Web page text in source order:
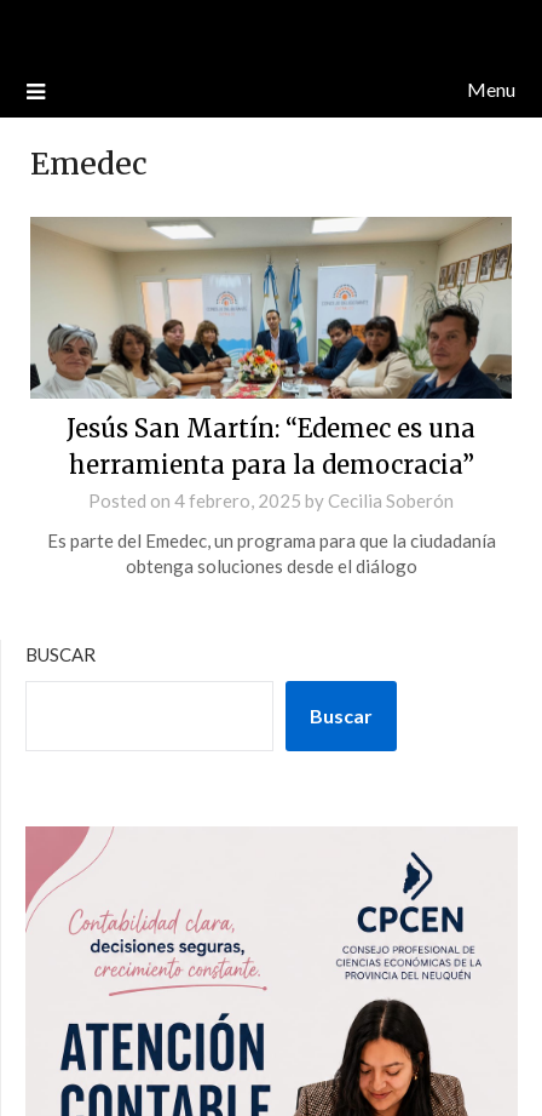
Menu
Emedec
Jesús San Martín: “Edemec es una
herramienta para la democracia”
Posted on 4 febrero, 2025 by Cecilia Soberón
Es parte del Emedec, un programa para que la ciudadanía
obtenga soluciones desde el diálogo
BUSCAR
Buscar